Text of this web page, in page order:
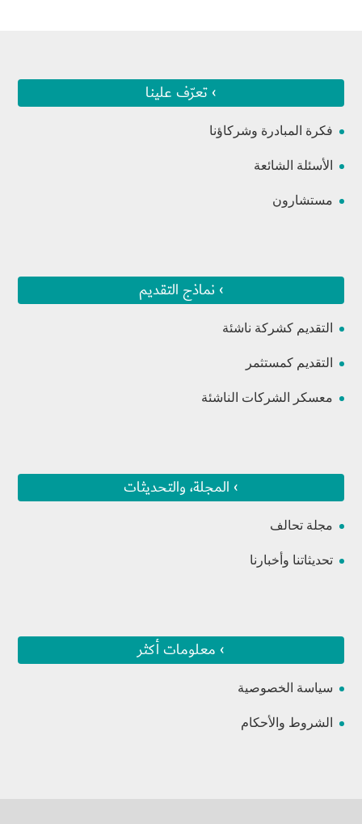
› تعرّف علينا
فكرة المبادرة وشركاؤنا
الأسئلة الشائعة
مستشارون
› نماذج التقديم
التقديم كشركة ناشئة
التقديم كمستثمر
معسكر الشركات الناشئة
› المجلة، والتحديثات
مجلة تحالف
تحديثاتنا وأخبارنا
› معلومات أكثر
سياسة الخصوصية
الشروط والأحكام